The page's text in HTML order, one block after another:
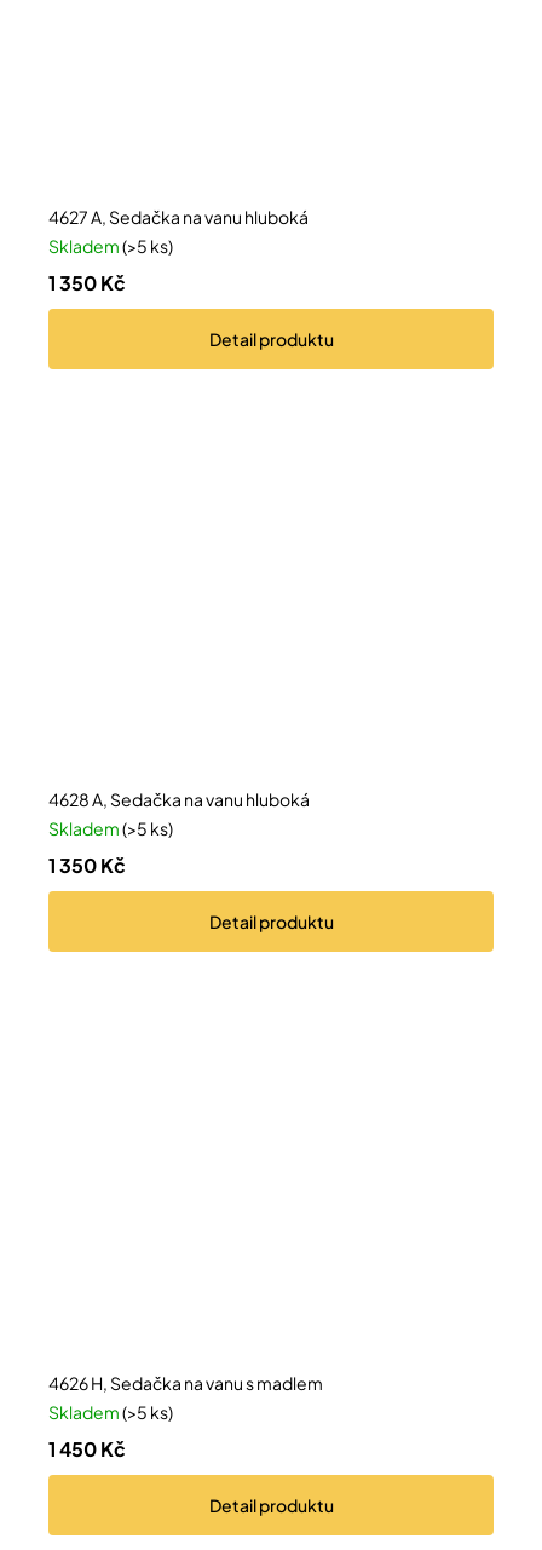
4627 A, Sedačka na vanu hluboká
Skladem(>5 ks)
1 350 Kč
Detailproduktu
4628 A, Sedačka na vanu hluboká
Skladem(>5 ks)
1 350 Kč
Detailproduktu
4626 H, Sedačka na vanu s madlem
Skladem(>5 ks)
1 450 Kč
Detailproduktu